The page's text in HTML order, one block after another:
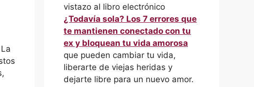
vistazo al libro electrónico
¿Todavía sola? Los 7 errores que
te mantienen conectado con tu
ex y bloquean tu vida amorosa
que pueden cambiar tu vida,
liberarte de viejas heridas y
dejarte libre para un nuevo amor.